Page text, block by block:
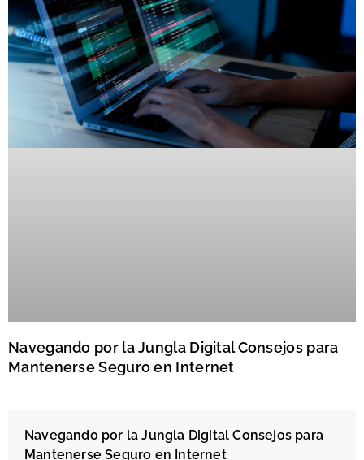
Navegando por la Jungla Digital Consejos para
Mantenerse Seguro en Internet
Navegando por la Jungla Digital Consejos para
Mantenerse Seguro en Internet